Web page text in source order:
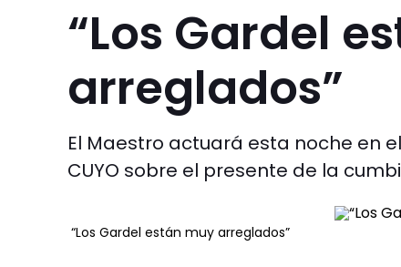
“Los Gardel
arreglados”
El Maestro actuará esta noche en
CUYO sobre el presente de la
“Los Gardel están muy arreglados”